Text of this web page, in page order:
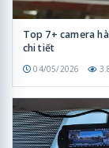
Top 7+ camera
chi tiết
04/05/2026